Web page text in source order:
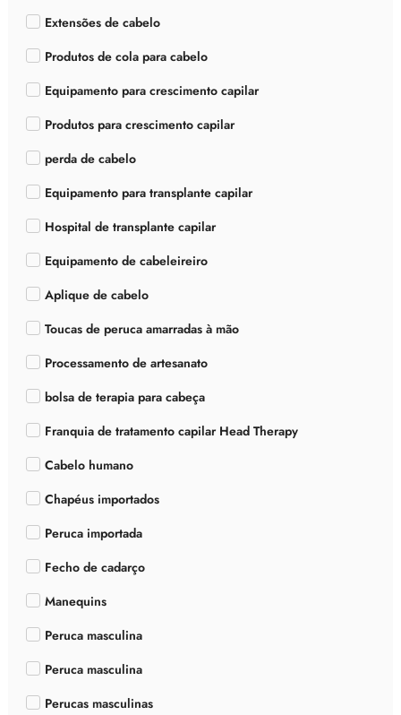
Extensões de cabelo
Produtos de cola para cabelo
Equipamento para crescimento capilar
Produtos para crescimento capilar
perda de cabelo
Equipamento para transplante capilar
Hospital de transplante capilar
Equipamento de cabeleireiro
Aplique de cabelo
Toucas de peruca amarradas à mão
Processamento de artesanato
bolsa de terapia para cabeça
Franquia de tratamento capilar Head Therapy
Cabelo humano
Chapéus importados
Peruca importada
Fecho de cadarço
Manequins
Peruca masculina
Peruca masculina
Perucas masculinas